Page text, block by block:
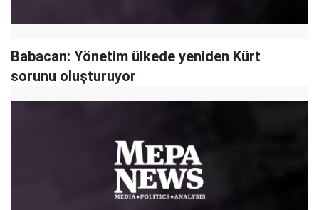
Babacan: Yönetim ülkede yeniden Kürt
sorunu oluşturuyor